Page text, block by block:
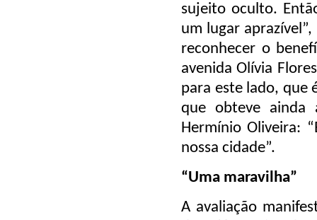
sujeito oculto.
um lugar
reconhecer o
avenida Olívia
para este lado, que
que obteve ainda
Hermínio Oliveira:
nossa cidade”.
“Uma maravilha”
A avaliação